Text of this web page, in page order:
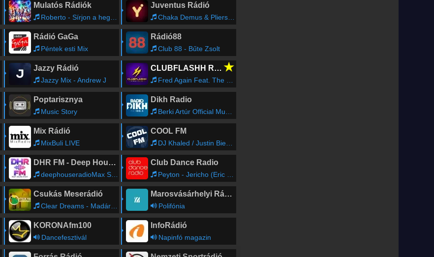
Mulatós Rádiók
Roberto - Sírjon a hegedû
Juventus Rádió
Chaka Demus & Pliers - Twist And Shout
Rádió GaGa
Péntek esti Mix
Rádió88
Club 88 - Bűte Zsolt
Jazzy Rádió
Jazzy Mix - Andrew J
CLUBFLASHH Radio ★
Fred Again Feat. The Blessed Madonna - We Lost Dancing (Radio Edit)
Poptarisznya
Music Story
Dikh Radio
Berki Artúr Official Music & Dave & Marics Peti - Úristen (feat. DAVE & Marics Peti)
Mix Rádió
MixBuli LIVE
COOL FM
DJ Khaled / Justin Bieber / Quavo / C. The Rapper - I'm The One (With Lil Wayne)
DHR FM - Deep House Radio
deephouseradioMax Saba - DeepMachine - Radio Show #244
Club Dance Radio
Peyton - Jericho (Eric Kupper Gospel Degree Mix)
Csukás Meserádió
Clear Dreams - Madárdalocska
Marosvásárhelyi Rádió
Polifónia
KORONAfm100
Dancefesztivál
InfoRádió
Napinfó magazin